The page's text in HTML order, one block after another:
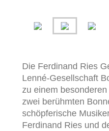
Die Ferdinand Ries
Lenné-Gesellschaft
zu einem
zwei berühmten
schöpferische
Ferdinand Ries und